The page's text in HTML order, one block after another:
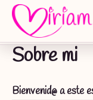
contenido
Sobre mi
Bienvenid@ a este